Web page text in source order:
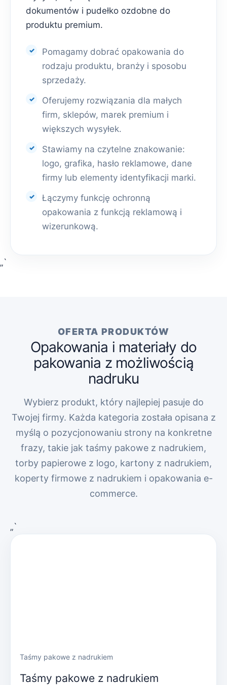
dokumentów i pudełko ozdobne do
produktu premium.
Pomagamy dobrać opakowania do
rodzaju produktu, branży i sposobu
sprzedaży.
Oferujemy rozwiązania dla małych
firm, sklepów, marek premium i
większych wysyłek.
Stawiamy na czytelne znakowanie:
logo, grafika, hasło reklamowe, dane
firmy lub elementy identyfikacji marki.
Łączymy funkcję ochronną
opakowania z funkcją reklamową i
wizerunkową.
„`
OFERTA PRODUKTÓW
Opakowania i materiały do
pakowania z możliwością
nadruku
Wybierz produkt, który najlepiej pasuje do
Twojej firmy. Każda kategoria została opisana z
myślą o pozycjonowaniu strony na konkretne
frazy, takie jak taśmy pakowe z nadrukiem,
torby papierowe z logo, kartony z nadrukiem,
koperty firmowe z nadrukiem i opakowania e-
commerce.
„`
Taśmy pakowe z nadrukiem
Taśmy pakowe z nadrukiem